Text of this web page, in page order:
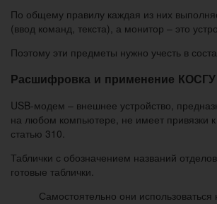
По общему правилу каждая из них
(ввод команд, текста), а монитор – это
Поэтому эти предметы нужно учесть в
Расшифровка и применение КОСГУ
USB-модем – внешнее устройство,
на любом компьютере, не имеет привязки
статью 310.
Таблички с обозначением названий
готовые таблички.
Самостоятельно они